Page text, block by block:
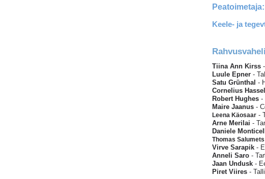
Keele- ja
Tiina Ann Kirss -
Luule Epner -
Satu Grünthal -
Cornelius
Robert Hughes -
Maire Jaanus -
Leena Käosaar -
Arne Merilai -
Daniele
Thomas Salumets
Virve Sarapik -
Anneli Saro -
Jaan Undusk -
Piret Viires -